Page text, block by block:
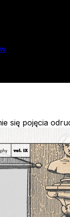
się pojęcia